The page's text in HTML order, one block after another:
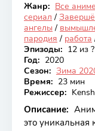
Жанр: Все
сериал /
ангелы /
пародия / работа
Эпизоды: 12 из ?
Год: 2020
Сезон: Зима
Время: 23 мин
Режиссер:
Описание:
это уникальная